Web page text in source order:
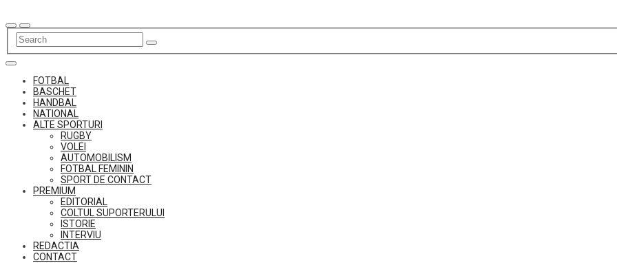
to
content
FOTBAL
BASCHET
HANDBAL
NATIONAL
ALTE SPORTURI
RUGBY
VOLEI
AUTOMOBILISM
FOTBAL FEMININ
SPORT DE CONTACT
PREMIUM
EDITORIAL
COLTUL SUPORTERULUI
ISTORIE
INTERVIU
REDACTIA
CONTACT